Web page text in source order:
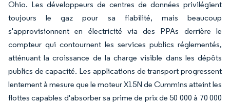
Ohio. Les développeurs de centres de données privilégient
toujours le gaz pour sa fiabilité, mais beaucoup
s'approvisionnent en électricité via des PPAs derrière le
compteur qui contournent les services publics réglementés,
atténuant la croissance de la charge visible dans les dépôts
publics de capacité. Les applications de transport progressent
lentement à mesure que le moteur X15N de Cummins atteint les
flottes capables d'absorber sa prime de prix de 50 000 à 70 000